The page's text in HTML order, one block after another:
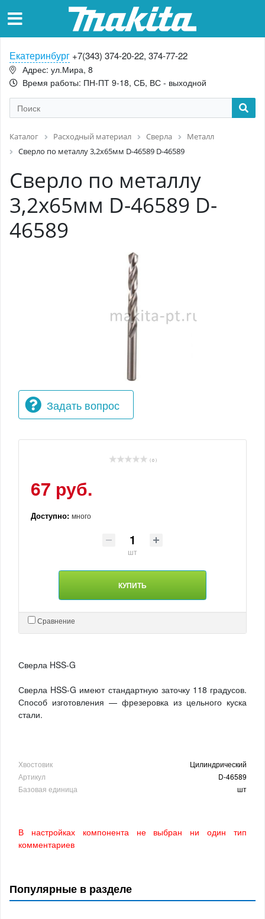
Екатеринбург +7(343) 374-20-22, 374-77-22
Адрес: ул.Мира, 8
Время работы: ПН-ПТ 9-18, СБ, ВС - выходной
Каталог Расходный материал Сверла
Металл
Сверло по металлу 3,2x65мм D-46589 D-46589
Сверло по металлу
3,2x65мм D-46589 D-
46589
Задать вопрос
( 0 )
67 руб.
Доступно: много
шт
КУПИТЬ
Сравнение
Сверла HSS-G
Сверла HSS-G имеют стандартную заточку 118 градусов.
Способ изготовления — фрезеровка из цельного куска
стали.
Хвостовик
Цилиндрический
Артикул
D-46589
Базовая единица
шт
В настройках компонента не выбран ни один тип
комментариев
Популярные в разделе